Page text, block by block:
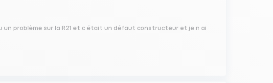
un problème sur la R21 et c était un défaut constructeur et je n ai